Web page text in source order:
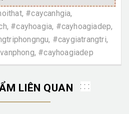
#caycanhgia,
#cayhoagia, #cayhoagiadep,
#caygiatrangtri,
#cayhoagiadep
LIÊN QUAN